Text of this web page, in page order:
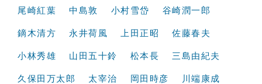
尾崎紅葉 中島敦 小村雪岱 谷崎潤一郎
鏑木清方 永井荷風 上田正昭 佐藤春夫
小林秀雄 山田五十鈴 松本長 三島由紀夫
久保田万太郎 太宰治 岡田時彦 川端康成